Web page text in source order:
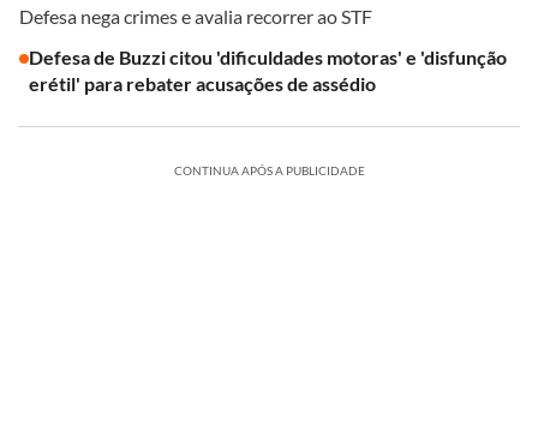
Defesa nega crimes e avalia recorrer ao STF
Defesa de Buzzi citou 'dificuldades motoras' e 'disfunção
erétil' para rebater acusações de assédio
CONTINUA APÓS A PUBLICIDADE